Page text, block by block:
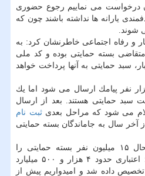
درخواست می نماییم رجوع حضوری
یارانه ها نداشته باشند چون كه
شوند.
و رفاه اجتماعی خاطرنشان كرد: به
بسته حمایتی بوده و كد ملی
سبد حمایتی به آنها پرداخت خواهد
یك میلیون و ۹۰۰ هزار نفر پیامك ارسال می شود اما یك
سبد حمایتی هستند. بعد از ارسال
می شود كه مراحل بعدیثبت نام
آخر سال به جاماندگان بسته حمایتی
میدری با اشاره به اینكه تابحال ۱۵ میلیون نفر بسته حمایتی را
دریافت كرده اند، اضافه كرد: اعتباری حدود ۴ هزار و ۵۰۰ میلیارد
تخصیص داده شد و امیدواریم پیش از